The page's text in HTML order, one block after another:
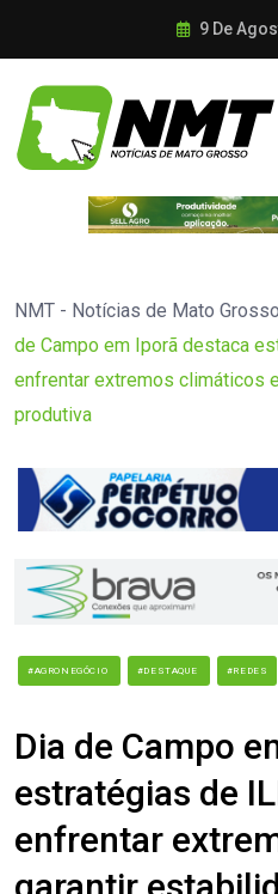
9 De
NMT - Notícias de Mato Grosso
de Campo em Iporã destaca
enfrentar extremos climáticos
produtiva
#AGRONEGÓCIO #DESTAQUE #REDES
Dia de Campo
estratégias de
enfrentar